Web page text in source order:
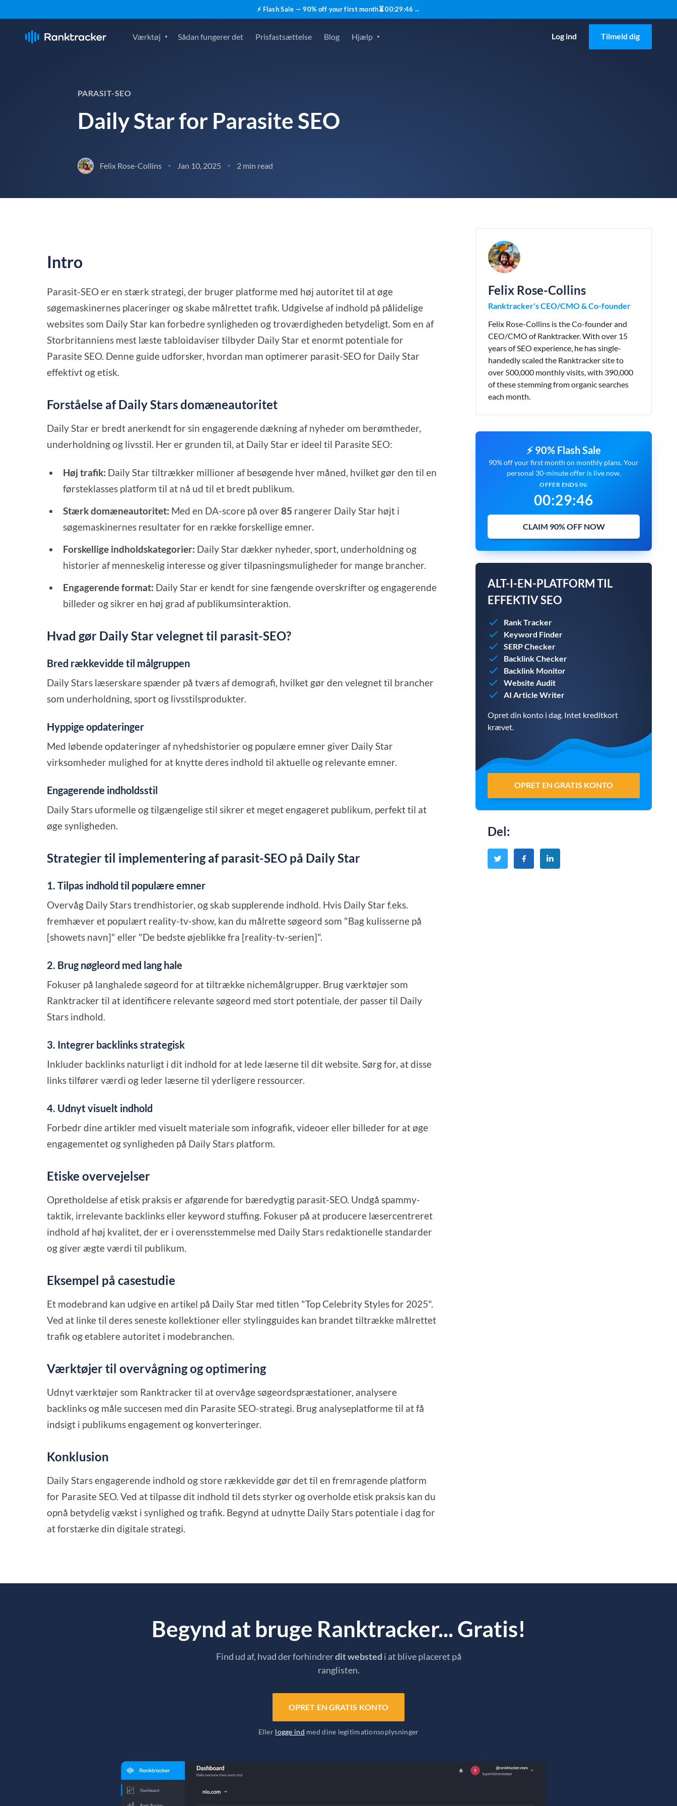
⚡ Flash Sale — 90% off your first month⏳00:29:45 →
Værktøj Sådan fungerer det Prisfastsættelse Blog Hjælp Log ind Tilmeld dig
PARASIT-SEO
Daily Star for Parasite SEO
Felix Rose-Collins • Jan 10, 2025 • 2 min read
Intro
Parasit-SEO er en stærk strategi, der bruger platforme med høj autoritet til at øge
søgemaskinernes placeringer og skabe målrettet trafik. Udgivelse af indhold på pålidelige
websites som Daily Star kan forbedre synligheden og troværdigheden betydeligt. Som en af
Storbritanniens mest læste tabloidaviser tilbyder Daily Star et enormt potentiale for
Parasite SEO. Denne guide udforsker, hvordan man optimerer parasit-SEO for Daily Star
effektivt og etisk.
Forståelse af Daily Stars domæneautoritet
Daily Star er bredt anerkendt for sin engagerende dækning af nyheder om berømtheder,
underholdning og livsstil. Her er grunden til, at Daily Star er ideel til Parasite SEO:
Høj trafik: Daily Star tiltrækker millioner af besøgende hver måned, hvilket gør den til en
førsteklasses platform til at nå ud til et bredt publikum.
Stærk domæneautoritet: Med en DA-score på over85 rangerer Daily Star højt i
søgemaskinernes resultater for en række forskellige emner.
Forskellige indholdskategorier: Daily Star dækker nyheder, sport, underholdning og
historier af menneskelig interesse og giver tilpasningsmuligheder for mange brancher.
Engagerende format: Daily Star er kendt for sine fængende overskrifter og engagerende
billeder og sikrer en høj grad af publikumsinteraktion.
Hvad gør Daily Star velegnet til parasit-SEO?
Bred rækkevidde til målgruppen
Daily Stars læserskare spænder på tværs af demografi, hvilket gør den velegnet til brancher
som underholdning, sport og livsstilsprodukter.
Hyppige opdateringer
Med løbende opdateringer af nyhedshistorier og populære emner giver Daily Star
virksomheder mulighed for at knytte deres indhold til aktuelle og relevante emner.
Engagerende indholdsstil
Daily Stars uformelle og tilgængelige stil sikrer et meget engageret publikum, perfekt til at
øge synligheden.
Strategier til implementering af parasit-SEO på Daily Star
1. Tilpas indhold til populære emner
Overvåg Daily Stars trendhistorier, og skab supplerende indhold. Hvis Daily Star f.eks.
fremhæver et populært reality-tv-show, kan du målrette søgeord som "Bag kulisserne på
[showets navn]" eller "De bedste øjeblikke fra [reality-tv-serien]".
2. Brug nøgleord med lang hale
Fokuser på langhalede søgeord for at tiltrække nichemålgrupper. Brug værktøjer som
Ranktracker til at identificere relevante søgeord med stort potentiale, der passer til Daily
Stars indhold.
3. Integrer backlinks strategisk
Inkluder backlinks naturligt i dit indhold for at lede læserne til dit website. Sørg for, at disse
links tilfører værdi og leder læserne til yderligere ressourcer.
4. Udnyt visuelt indhold
Forbedr dine artikler med visuelt materiale som infografik, videoer eller billeder for at øge
engagementet og synligheden på Daily Stars platform.
Etiske overvejelser
Opretholdelse af etisk praksis er afgørende for bæredygtig parasit-SEO. Undgå spammy-
taktik, irrelevante backlinks eller keyword stuffing. Fokuser på at producere læsercentreret
indhold af høj kvalitet, der er i overensstemmelse med Daily Stars redaktionelle standarder
og giver ægte værdi til publikum.
Eksempel på casestudie
Et modebrand kan udgive en artikel på Daily Star med titlen "Top Celebrity Styles for 2025".
Ved at linke til deres seneste kollektioner eller stylingguides kan brandet tiltrække målrettet
trafik og etablere autoritet i modebranchen.
Værktøjer til overvågning og optimering
Udnyt værktøjer som Ranktracker til at overvåge søgeordspræstationer, analysere
backlinks og måle succesen med din Parasite SEO-strategi. Brug analyseplatforme til at få
indsigt i publikums engagement og konverteringer.
Konklusion
Daily Stars engagerende indhold og store rækkevidde gør det til en fremragende platform
for Parasite SEO. Ved at tilpasse dit indhold til dets styrker og overholde etisk praksis kan du
opnå betydelig vækst i synlighed og trafik. Begynd at udnytte Daily Stars potentiale i dag for
at forstærke din digitale strategi.
Felix Rose-Collins
Ranktracker's CEO/CMO & Co-founder
Felix Rose-Collins is the Co-founder and
CEO/CMO of Ranktracker. With over 15
years of SEO experience, he has single-
handedly scaled the Ranktracker site to
over 500,000 monthly visits, with 390,000
of these stemming from organic searches
each month.
⚡ 90% Flash Sale
90% off your first month on monthly plans. Your
personal 30-minute offer is live now.
OFFER ENDS IN:
00:29:45
CLAIM 90% OFF NOW
ALT-I-EN-PLATFORM TIL
EFFEKTIV SEO
Rank Tracker
Keyword Finder
SERP Checker
Backlink Checker
Backlink Monitor
Website Audit
AI Article Writer
Opret din konto i dag. Intet kreditkort
krævet.
OPRET EN GRATIS KONTO
Del:
Begynd at bruge Ranktracker... Gratis!
Find ud af, hvad der forhindrerdit websted i at blive placeret på
ranglisten.
OPRET EN GRATIS KONTO
Eller logge ind med dine legitimationsoplysninger